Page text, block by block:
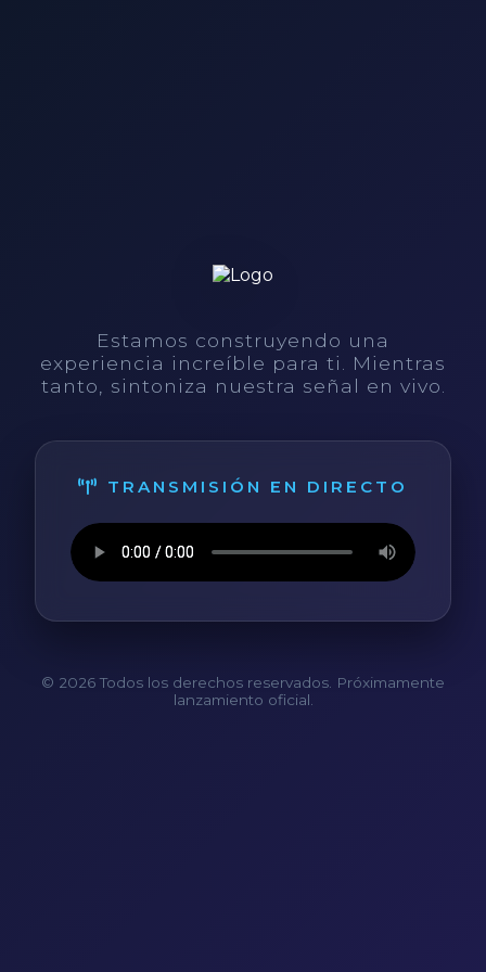
Estamos construyendo una
experiencia increíble para ti. Mientras
tanto, sintoniza nuestra señal en vivo.
TRANSMISIÓN EN DIRECTO
© 2026 Todos los derechos reservados. Próximamente
lanzamiento oficial.